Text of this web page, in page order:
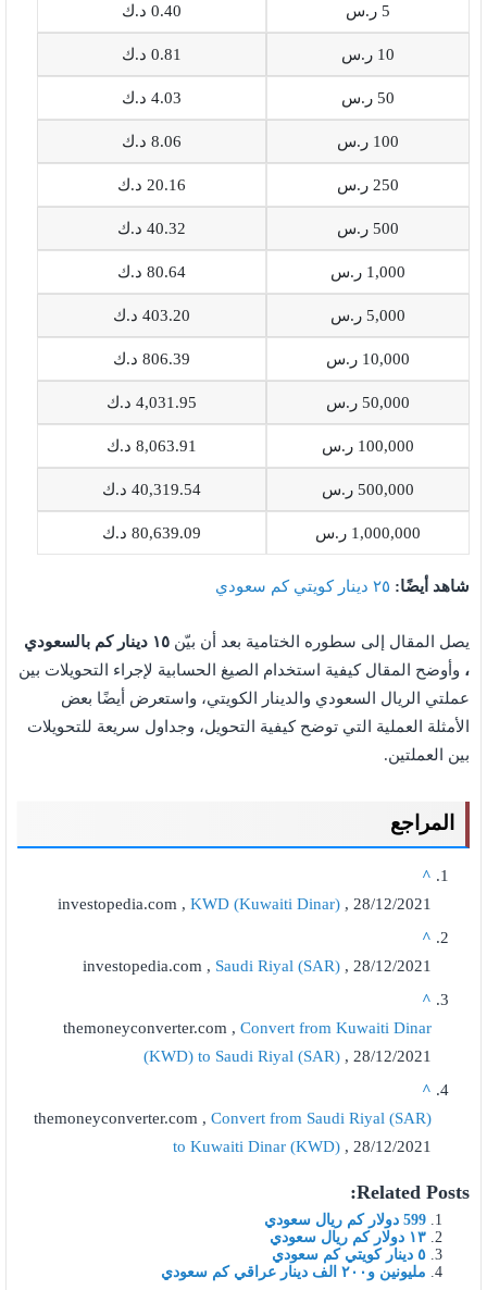
5 ر.س 0.40 د.ك
10 ر.س 0.81 د.ك
50 ر.س 4.03 د.ك
100 ر.س 8.06 د.ك
250 ر.س 20.16 د.ك
500 ر.س 40.32 د.ك
1,000 ر.س 80.64 د.ك
5,000 ر.س 403.20 د.ك
10,000 ر.س 806.39 د.ك
50,000 ر.س 4,031.95 د.ك
100,000 ر.س 8,063.91 د.ك
500,000 ر.س 40,319.54 د.ك
1,000,000 ر.س 80,639.09 د.ك
شاهد أيضًا: ٢٥ دينار كويتي كم سعودي
يصل المقال إلى سطوره الختامية بعد أن بيّن
١٥ دينار كم بالسعودي
، وأوضح المقال كيفية استخدام الصيغ الحسابية لإجراء التحويلات بين
عملتي الريال السعودي والدينار الكويتي، واستعرض أيضًا بعض
الأمثلة العملية التي توضح كيفية التحويل، وجداول سريعة للتحويلات
بين العملتين.
المراجع
^
investopedia.com , KWD (Kuwaiti Dinar) , 28/12/2021
^
investopedia.com , Saudi Riyal (SAR) , 28/12/2021
^
themoneyconverter.com , Convert from Kuwaiti Dinar
(KWD) to Saudi Riyal (SAR) , 28/12/2021
^
themoneyconverter.com , Convert from Saudi Riyal (SAR)
to Kuwaiti Dinar (KWD) , 28/12/2021
Related Posts:
599 دولار كم ريال سعودي
١٣ دولار كم ريال سعودي
٥ دينار كويتي كم سعودي
مليونين و٢٠٠ الف دينار عراقي كم سعودي